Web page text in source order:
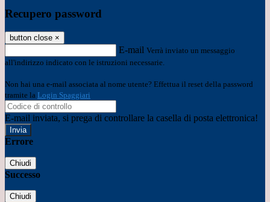
Recupero password
button close ×
E-mail Verrà inviato un messaggio
all'indirizzo indicato con le istruzioni necessarie.
Non hai una e-mail associata al nome utente? Effettua il reset della password
tramite la Login Spaggiari
E-mail inviata, si prega di controllare la casella di posta elettronica!
Errore
Chiudi
Successo
Chiudi